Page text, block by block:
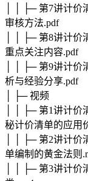
│ │ ├─ 第7讲计价
审核方法.pdf
│ │ ├─ 第8讲计价
重点关注内容.pdf
│ │ ├─ 第9讲计价
析与经验分享.pdf
│ ├─ 视频
│ │ ├─ 第1讲计价
秘计价清单的应用
│ │ ├─ 第2讲计价
单编制的黄金法则
│ │ ├─ 第3讲计价